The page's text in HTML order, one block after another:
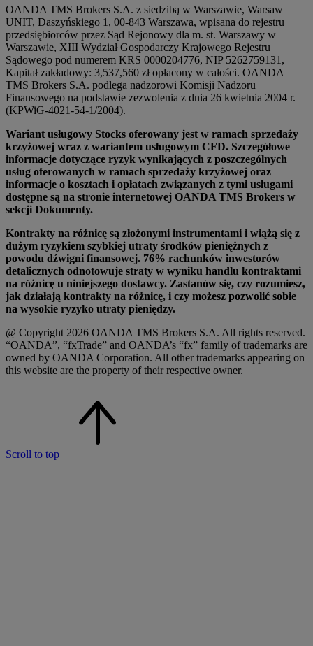
OANDA TMS Brokers S.A. z siedzibą w Warszawie, Warsaw
UNIT, Daszyńskiego 1, 00-843 Warszawa, wpisana do rejestru
przedsiębiorców przez Sąd Rejonowy dla m. st. Warszawy w
Warszawie, XIII Wydział Gospodarczy Krajowego Rejestru
Sądowego pod numerem KRS 0000204776, NIP 5262759131,
Kapitał zakładowy: 3,537,560 zł opłacony w całości. OANDA
TMS Brokers S.A. podlega nadzorowi Komisji Nadzoru
Finansowego na podstawie zezwolenia z dnia 26 kwietnia 2004 r.
(KPWiG-4021-54-1/2004).
Wariant usługowy Stocks oferowany jest w ramach sprzedaży
krzyżowej wraz z wariantem usługowym CFD. Szczegółowe
informacje dotyczące ryzyk wynikających z poszczególnych
usług oferowanych w ramach sprzedaży krzyżowej oraz
informacje o kosztach i opłatach związanych z tymi usługami
dostępne są na stronie internetowej OANDA TMS Brokers w
sekcji Dokumenty.
Kontrakty na różnicę są złożonymi instrumentami i wiążą się z
dużym ryzykiem szybkiej utraty środków pieniężnych z
powodu dźwigni finansowej. 76% rachunków inwestorów
detalicznych odnotowuje straty w wyniku handlu kontraktami
na różnicę u niniejszego dostawcy. Zastanów się, czy rozumiesz,
jak działają kontrakty na różnicę, i czy możesz pozwolić sobie
na wysokie ryzyko utraty pieniędzy.
@ Copyright 2026 OANDA TMS Brokers S.A. All rights reserved.
“OANDA”, “fxTrade” and OANDA’s “fx” family of trademarks are
owned by OANDA Corporation. All other trademarks appearing on
this website are the property of their respective owner.
Scroll to top